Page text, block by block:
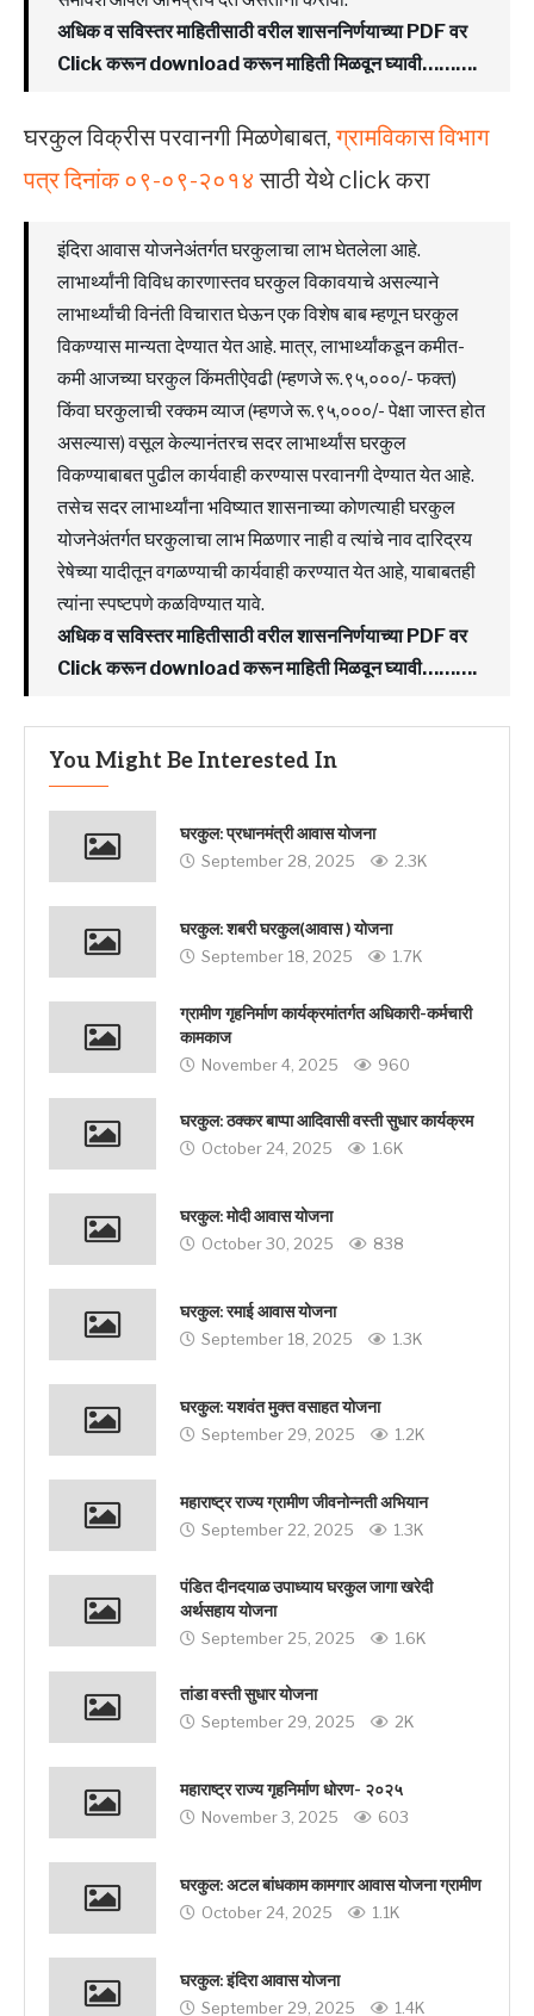
अधिक व सविस्तर माहितीसाठी वरील शासननिर्णयाच्या PDF वर
Click करून download करून माहिती मिळवून घ्यावी……….
घरकुल विक्रीस परवानगी मिळणेबाबत,ग्रामविकास विभाग
पत्र दिनांक ०९-०९-२०१४साठी येथे click करा
इंदिरा आवास योजनेअंतर्गत घरकुलाचा लाभ घेतलेला आहे.
लाभार्थ्यांनी विविध कारणास्तव घरकुल विकावयाचे असल्याने
लाभार्थ्यांची विनंती विचारात घेऊन एक विशेष बाब म्हणून घरकुल
विकण्यास मान्यता देण्यात येत आहे. मात्र, लाभार्थ्यांकडून कमीत-
कमी आजच्या घरकुल किंमतीऐवढी (म्हणजे रू.९५,०००/- फक्त)
किंवा घरकुलाची रक्कम व्याज (म्हणजे रू.९५,०००/- पेक्षा जास्त होत
असल्यास) वसूल केल्यानंतरच सदर लाभार्थ्यांस घरकुल
विकण्याबाबत पुढील कार्यवाही करण्यास परवानगी देण्यात येत आहे.
तसेच सदर लाभार्थ्यांना भविष्यात शासनाच्या कोणत्याही घरकुल
योजनेअंतर्गत घरकुलाचा लाभ मिळणार नाही व त्यांचे नाव दारिद्रय
रेषेच्या यादीतून वगळण्याची कार्यवाही करण्यात येत आहे, याबाबतही
त्यांना स्पष्टपणे कळविण्यात यावे.
अधिक व सविस्तर माहितीसाठी वरील शासननिर्णयाच्या PDF वर
Click करून download करून माहिती मिळवून घ्यावी……….
You Might Be Interested In
घरकुल: प्रधानमंत्री आवास योजना
September 28, 2025 2.3K
घरकुल: शबरी घरकुल(आवास ) योजना
September 18, 2025 1.7K
ग्रामीण गृहनिर्माण कार्यक्रमांतर्गत अधिकारी-कर्मचारी
कामकाज
November 4, 2025 960
घरकुल: ठक्कर बाप्पा आदिवासी वस्ती सुधार कार्यक्रम
October 24, 2025 1.6K
घरकुल: मोदी आवास योजना
October 30, 2025 838
घरकुल: रमाई आवास योजना
September 18, 2025 1.3K
घरकुल: यशवंत मुक्त वसाहत योजना
September 29, 2025 1.2K
महाराष्ट्र राज्य ग्रामीण जीवनोन्नती अभियान
September 22, 2025 1.3K
पंडित दीनदयाळ उपाध्याय घरकुल जागा खरेदी
अर्थसहाय योजना
September 25, 2025 1.6K
तांडा वस्ती सुधार योजना
September 29, 2025 2K
महाराष्ट्र राज्य गृहनिर्माण धोरण- २०२५
November 3, 2025 603
घरकुल: अटल बांधकाम कामगार आवास योजना ग्रामीण
October 24, 2025 1.1K
घरकुल: इंदिरा आवास योजना
September 29, 2025 1.4K